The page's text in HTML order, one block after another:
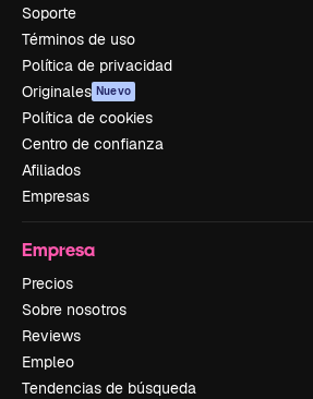
Soporte
Términos de uso
Política de privacidad
Originales Nuevo
Política de cookies
Centro de confianza
Afiliados
Empresas
Empresa
Precios
Sobre nosotros
Reviews
Empleo
Tendencias de búsqueda